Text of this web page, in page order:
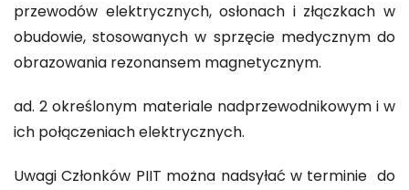
przewodów elektrycznych, osłonach i złączkach w
obudowie, stosowanych w sprzęcie medycznym do
obrazowania rezonansem magnetycznym.
ad. 2 określonym materiale nadprzewodnikowym i w
ich połączeniach elektrycznych.
Uwagi Członków PIIT można nadsyłać w terminie do